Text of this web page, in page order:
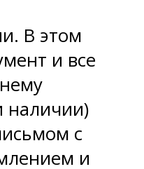
В этом
и все
наличии)
с
и